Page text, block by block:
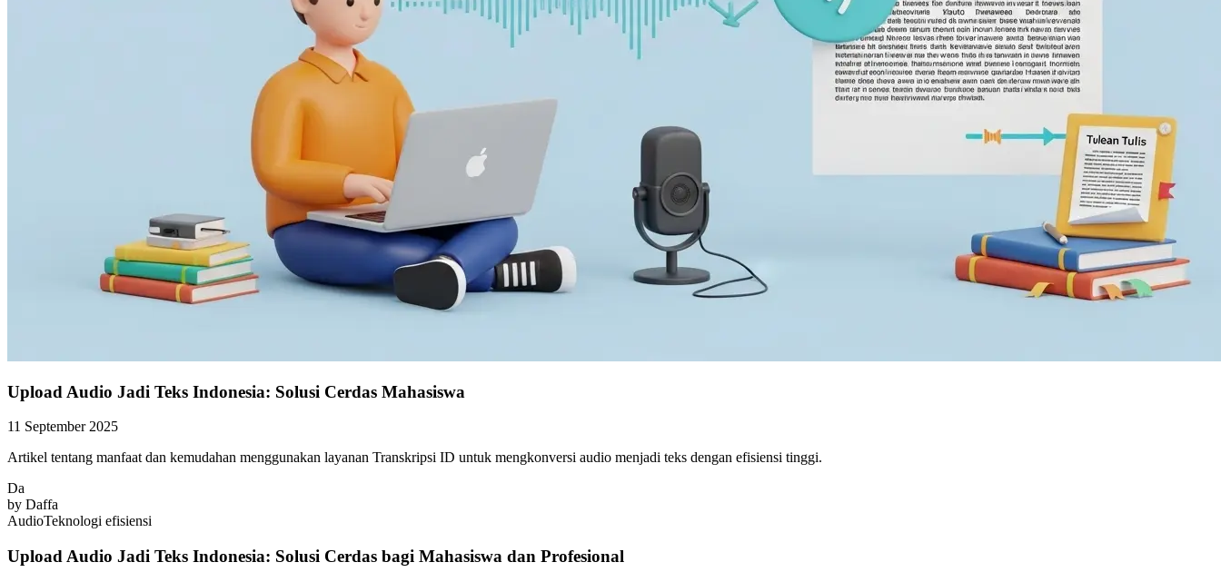
Upload Audio Jadi Teks Indonesia: Solusi Cerdas Mahasiswa
11 September 2025
Artikel tentang manfaat dan kemudahan menggunakan layanan Transkripsi ID untuk mengkonversi audio menjadi teks dengan efisiensi tinggi.
Da
by Daffa
AudioTeknologi efisiensi
Upload Audio Jadi Teks Indonesia: Solusi Cerdas bagi Mahasiswa dan Profesional